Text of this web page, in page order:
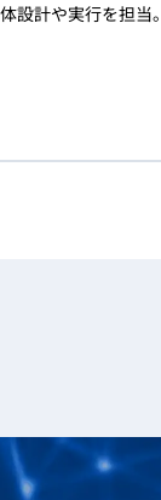
設計や実行を担当。